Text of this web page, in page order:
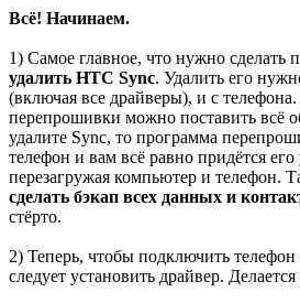
Всё! Начинаем.
1) Самое главное, что нужно сделать
удалить HTC Sync. Удалить его
(включая все драйверы), и с
перепрошивки можно поставить всё
удалите Sync, то программа
телефон и вам всё равно придётся
перезагружая компьютер и телефон.
сделать бэкап всех данных и
стёрто.
2) Теперь, чтобы подключить
следует установить драйвер.